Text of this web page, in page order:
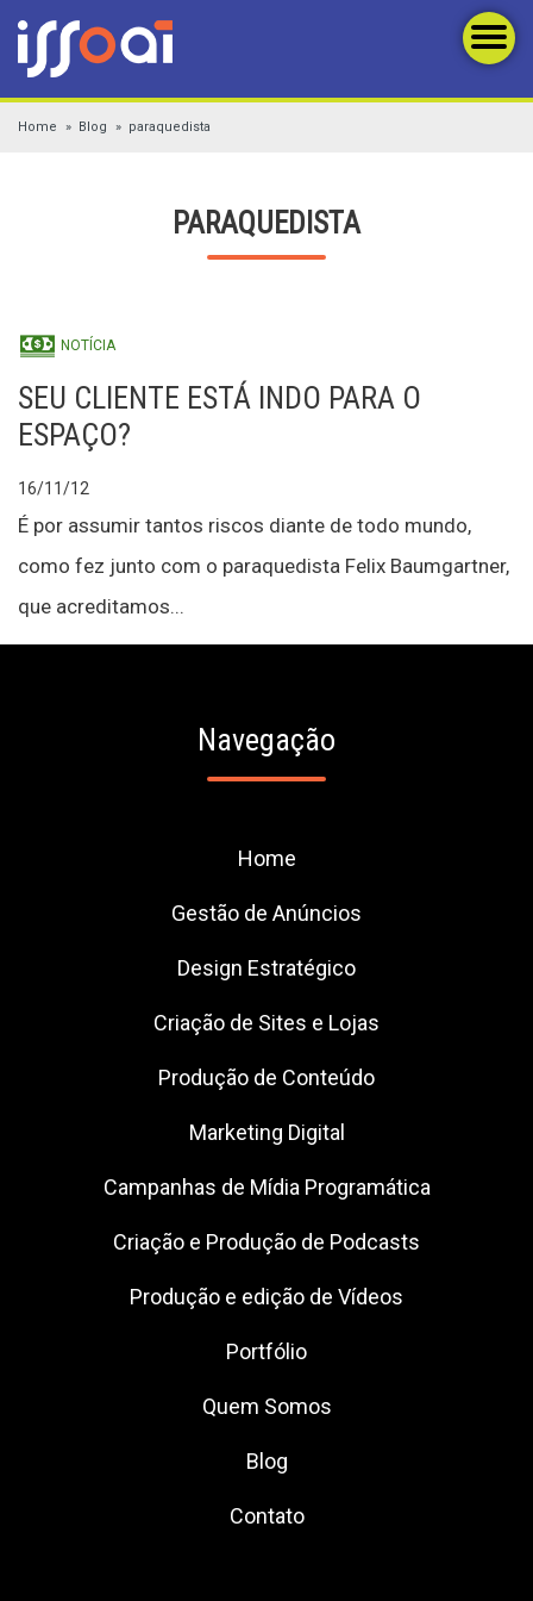
Home Blog paraquedista
PARAQUEDISTA
NOTÍCIA
SEU CLIENTE ESTÁ INDO PARA O
ESPAÇO?
16/11/12
É por assumir tantos riscos diante de todo mundo,
como fez junto com o paraquedista Felix Baumgartner,
que acreditamos...
Navegação
Home
Gestão de Anúncios
Design Estratégico
Criação de Sites e Lojas
Produção de Conteúdo
Marketing Digital
Campanhas de Mídia Programática
Criação e Produção de Podcasts
Produção e edição de Vídeos
Portfólio
Quem Somos
Blog
Contato